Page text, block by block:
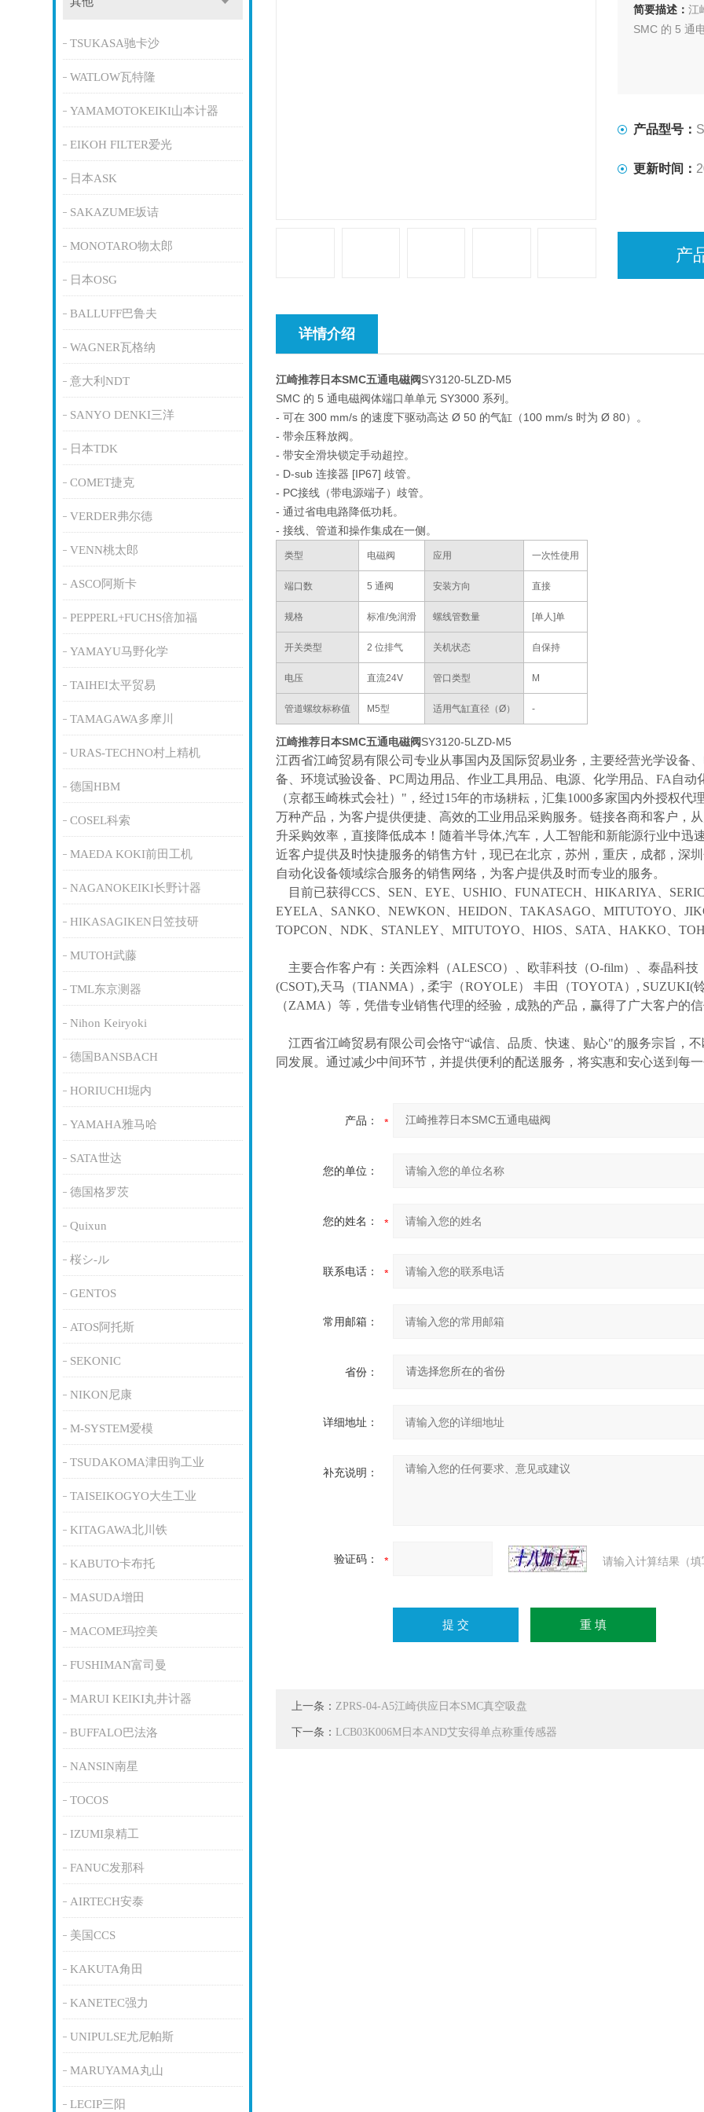
TSUKASA驰卡沙
WATLOW瓦特隆
YAMAMOTOKEIKI山本计器
EIKOH FILTER爱光
日本ASK
SAKAZUME坂诘
MONOTARO物太郎
日本OSG
BALLUFF巴鲁夫
WAGNER瓦格纳
意大利NDT
SANYO DENKI三洋
日本TDK
COMET捷克
VERDER弗尔德
VENN桃太郎
ASCO阿斯卡
PEPPERL+FUCHS倍加福
YAMAYU马野化学
TAIHEI太平贸易
TAMAGAWA多摩川
URAS-TECHNO村上精机
德国HBM
COSEL科索
MAEDA KOKI前田工机
NAGANOKEIKI长野计器
HIKASAGIKEN日笠技研
MUTOH武藤
TML东京测器
Nihon Keiryoki
德国BANSBACH
HORIUCHI堀内
YAMAHA雅马哈
SATA世达
德国格罗茨
Quixun
桜シ-ル
GENTOS
ATOS阿托斯
SEKONIC
NIKON尼康
M-SYSTEM爱模
TSUDAKOMA津田驹工业
TAISEIKOGYO大生工业
KITAGAWA北川铁
KABUTO卡布托
MASUDA增田
MACOME玛控美
FUSHIMAN富司曼
MARUI KEIKI丸井计器
BUFFALO巴法洛
NANSIN南星
TOCOS
IZUMI泉精工
FANUC发那科
AIRTECH安泰
美国CCS
KAKUTA角田
KANETEC强力
UNIPULSE尤尼帕斯
MARUYAMA丸山
LECIP三阳
简要描述：江
SMC 的 5 通
产品型号：
更新时间：
产
详情介绍
江崎推荐日本SMC五通电磁阀SY3120-5LZD-M5
SMC 的 5 通电磁阀体端口单单元 SY3000 系列。
- 可在 300 mm/s 的速度下驱动高达 Ø 50 的气缸（100 mm/s 时为 Ø 80）。
- 带余压释放阀。
- 带安全滑块锁定手动超控。
- D-sub 连接器 [IP67] 歧管。
- PC接线（带电源端子）歧管。
- 通过省电电路降低功耗。
- 接线、管道和操作集成在一侧。
类型 电磁阀 应用 一次性使用
端口数 5 通阀 安装方向 直接
规格 标准/免润滑 螺线管数量 [单人]单
开关类型 2 位排气 关机状态 自保持
电压 直流24V 管口类型 M
管道螺纹标称值 M5型 适用气缸直径（Ø） -
江崎推荐日本SMC五通电磁阀SY3120-5LZD-M5
江西省江崎贸易有限公司专业从事国内及国际贸易业务，主要经营光学设备
备、环境试验设备、PC周边用品、作业工具用品、电源、化学用品、FA自
（京都玉崎株式会社）"，经过15年的市场耕耘 ，汇集1000多家国内外授权代
万种产品，为客户提供便捷、高效的工业用品采购服务。链接各商和客户，
升采购效率，直接降低成本！随着半导体,汽车，人工智能和新能源行业中迅
近客户提供及时快捷服务的销售方针，现已在北京，苏州，重庆，成都，深
自动化设备领域综合服务的销售网络，为客户提供及时而专业的服务。
目前已获得CCS、SEN、EYE、USHIO、FUNATECH、HIKARIYA、
EYELA、SANKO、NEWKON、HEIDON、TAKASAGO、MITUTOYO、
TOPCON、NDK、STANLEY、MITUTOYO、HIOS、SATA、HAKKO、
主要合作客户有：关西涂料（ALESCO）、欧菲科技（O-film）、泰晶科
(CSOT),天马（TIANMA）, 柔宇（ROYOLE） 丰田（TOYOTA）, SUZUKI(
（ZAMA）等，凭借专业销售代理的经验，成熟的产品，赢得了广大客户的
江西省江崎贸易有限公司会恪守“诚信、品质、快速、贴心"的服务宗旨，
同发展。通过减少中间环节，并提供便利的配送服务，将实惠和安心送到每一
产品：
您的单位：
您的姓名：
联系电话：
常用邮箱：
省份：
详细地址：
补充说明：
验证码： 请输入计算结果（
上一条： ZPRS-04-A5江崎供应日本SMC真空吸盘
下一条： LCB03K006M日本AND艾安得单点称重传感器